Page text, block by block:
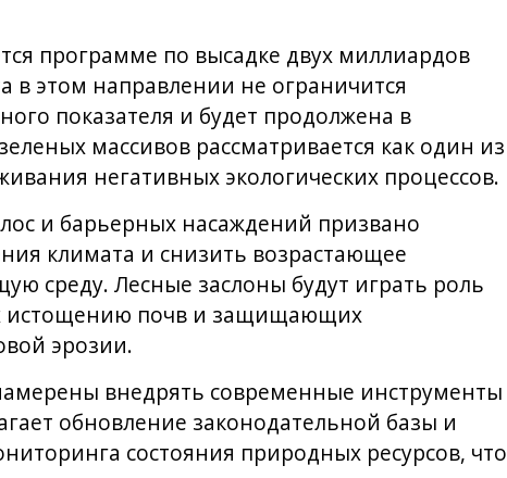
программе по высадке двух миллиардов
в этом направлении не ограничится
показателя и будет продолжена в
массивов рассматривается как один из
негативных экологических процессов.
и барьерных насаждений призвано
климата и снизить возрастающее
среду. Лесные заслоны будут играть роль
истощению почв и защищающих
эрозии.
внедрять современные инструменты
обновление законодательной базы и
состояния природных ресурсов, что